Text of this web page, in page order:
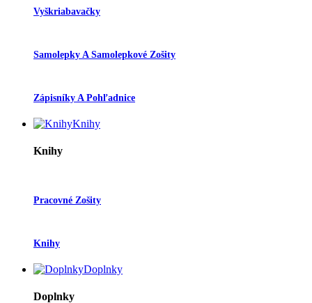
Vyškriabavačky
Samolepky A Samolepkové Zošity
Zápisníky A Pohľadnice
Knihy
Knihy
Pracovné Zošity
Knihy
Doplnky
Doplnky